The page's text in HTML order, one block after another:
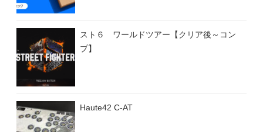
スト６ ワールドツアー【クリア後～コン
プ】
Haute42 C-AT